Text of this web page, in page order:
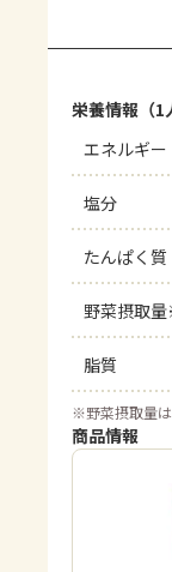
栄養情報（1
エネルギー
塩分
たんぱく質
野菜摂取
脂質
※野菜摂取量
商品情報